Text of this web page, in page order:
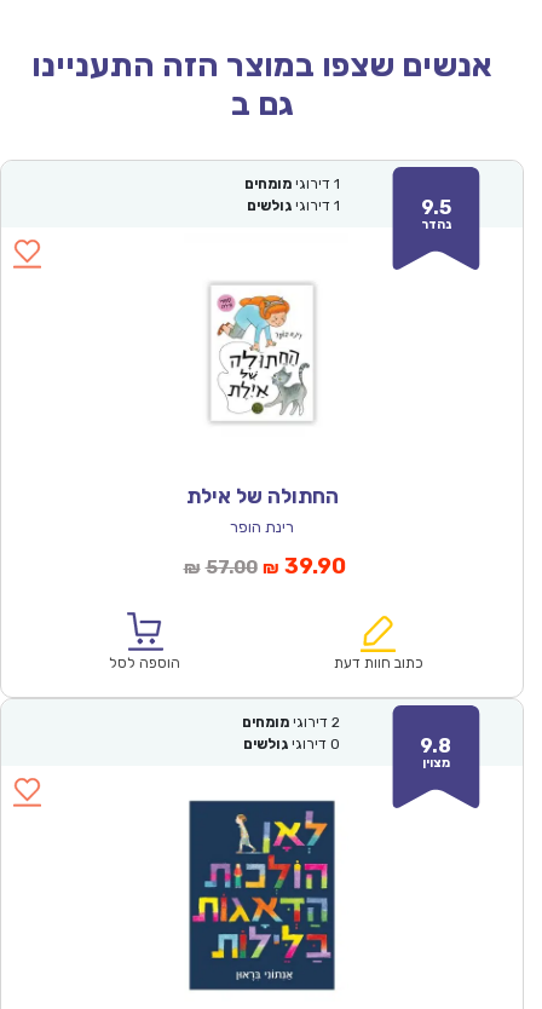
אנשים שצפו במוצר הזה התעניינו
גם ב
9.5
נהדר
1 דירוגי מומחים
1 דירוגי גולשים
החתולה של אילת
רינת הופר
₪ 57.00המחיר
₪57.00.
₪ 39.90המחיר
הוא:
כתוב חוות דעת הוספה לסל
9.8
מצוין
2 דירוגי מומחים
0 דירוגי גולשים